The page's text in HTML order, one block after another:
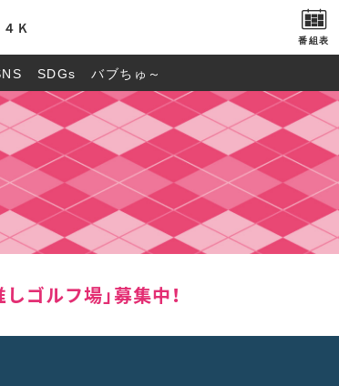
４Ｋ
番組表
SDGs バブちゅ～
しゴルフ場」募集中！